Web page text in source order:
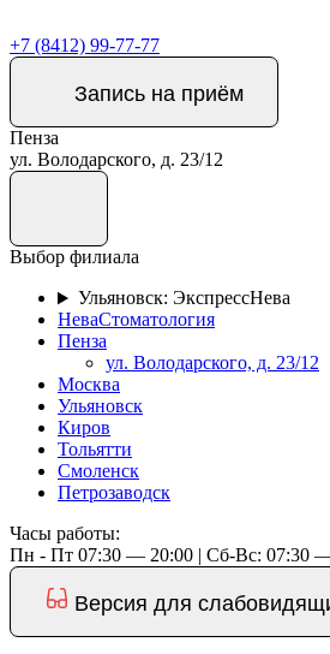
+7 (8412) 99-77-77
Запись на приём
Пенза
ул. Володарского, д. 23/12
Выбор филиала
Ульяновск: ЭкспрессНева
НеваСтоматология
Пенза
ул. Володарского, д. 23/12
Москва
Ульяновск
Киров
Тольятти
Смоленск
Петрозаводск
Часы работы:
Пн - Пт 07:30 — 20:00 | Cб-Вс: 07:30
Версия для